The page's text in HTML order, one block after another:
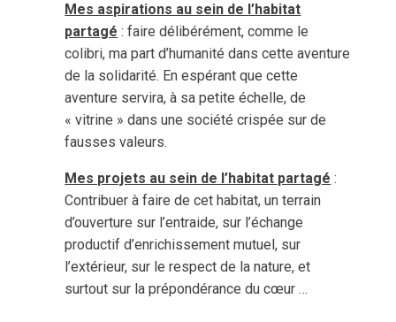
Mes aspirations au sein de l’habitat
partagé : faire délibérément, comme le
colibri, ma part d’humanité dans cette aventure
de la solidarité. En espérant que cette
aventure servira, à sa petite échelle, de
« vitrine » dans une société crispée sur de
fausses valeurs.
Mes projets au sein de l’habitat partagé :
Contribuer à faire de cet habitat, un terrain
d’ouverture sur l’entraide, sur l’échange
productif d’enrichissement mutuel, sur
l’extérieur, sur le respect de la nature, et
surtout sur la prépondérance du cœur …